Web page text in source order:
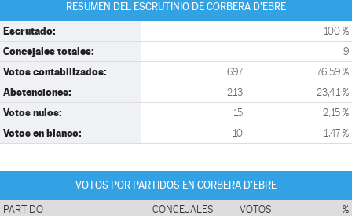
RESUMEN DEL ESCRUTINIO DE CORBERA D'EBRE
Escrutado: 100 %
Concejales totales: 9
Votos contabilizados: 697 76,59 %
Abstenciones: 213 23,41 %
Votos nulos: 15 2,15 %
Votos en blanco: 10 1,47 %
VOTOS POR PARTIDOS EN CORBERA D'EBRE
PARTIDO CONCEJALES VOTOS %